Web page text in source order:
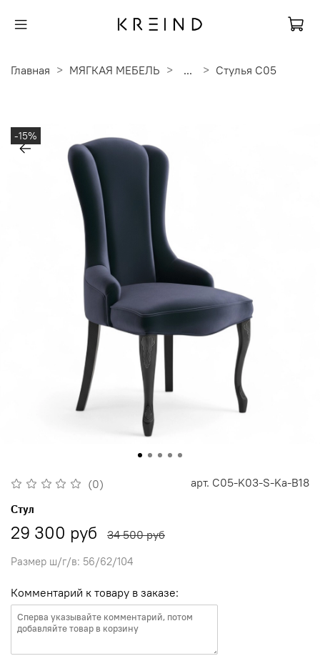
Главная МЯГКАЯ МЕБЕЛЬ ... Стулья C05
-15%
(0) арт. C05-K03-S-Ka-B18
Стул
29 300 руб 34 500 руб
Размер ш/г/в: 56/62/104
Комментарий к товару в заказе: